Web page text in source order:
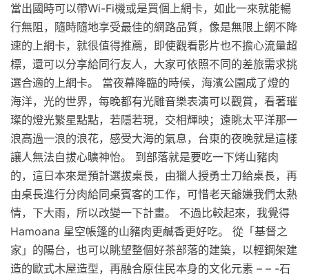
當出國時可以帶Wi-Fi機或是買個上網卡，如此一來就能暢
行無阻，隨時隨地享受最佳的網路品質，像是無限上網不降
速的上網卡，就很值得推薦，即使觀看影片也不擔心流量超
標，還可以分享給同行友人，大家可依照不同的差旅需求挑
選合適的上網卡。 當夜幕降臨的時候，海濱公園成了燈的
海洋，光的世界，每晚都有光雕音樂表演可以觀賞，看著璀
璨的燈光繁星點點，若隱若現，交相輝映；遠眺太平洋那一
浪高過一浪的浪花，感受大海的氣息，台東的夜晚就是這樣
讓人無法自拔心曠神怡。 到部落就是要吃一下烤山豬肉
的，這日本來是預計選拔桌長，由獵人授勇士刀給桌長，再
由桌長進行分肉給同桌賓客的工作，可惜老天爺嫌我們太熱
情，下大雨，所以改變一下計畫。 不過比較起來，我覺得
Hamoana 星空帳篷的山豬肉更鹹香更好吃。 從「基督之
家」的陽台，也可以眺望整個好茶部落的建築，以輕鋼架建
造的歐式木屋造型，再融合原住民本身的文化元素 – – -石